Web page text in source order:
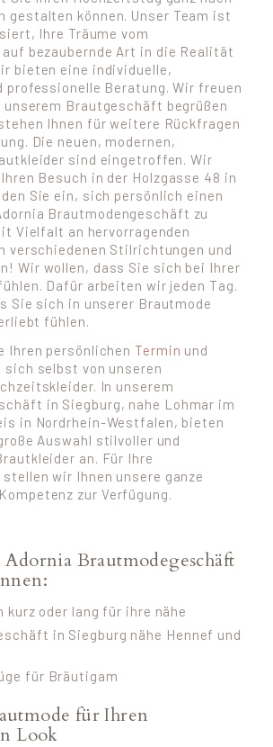
gestalten können. Unser Team ist
Ihre Träume vom
bezaubernde Art in die Realität
bieten eine individuelle,
professionelle Beratung. Wir freuen
unserem Brautgeschäft begrüßen
Ihnen für weitere Rückfragen
Die neuen, modernen,
sind eingetroffen. Wir
Besuch in der Holzgasse 48 in
Sie ein, sich persönlich einen
Brautmodengeschäft zu
Vielfalt an hervorragenden
verschiedenen Stilrichtungen und
Wir wollen, dass Sie sich bei Ihrer
Dafür arbeiten wir jeden Tag.
Sie sich in unserer Brautmode
fühlen.
Ihren persönlichen Termin und
sich selbst von unseren
In unserem
in Siegburg, nahe Lohmar im
in Nordrhein-Westfalen, bieten
Auswahl stilvoller und
an. Für Ihre
wir Ihnen unsere ganze
zur Verfügung.
Adornia Brautmodegeschäft
kurz oder lang für ihre nähe
in Siegburg nähe Hennef und
für Bräutigam
für Ihren
Look